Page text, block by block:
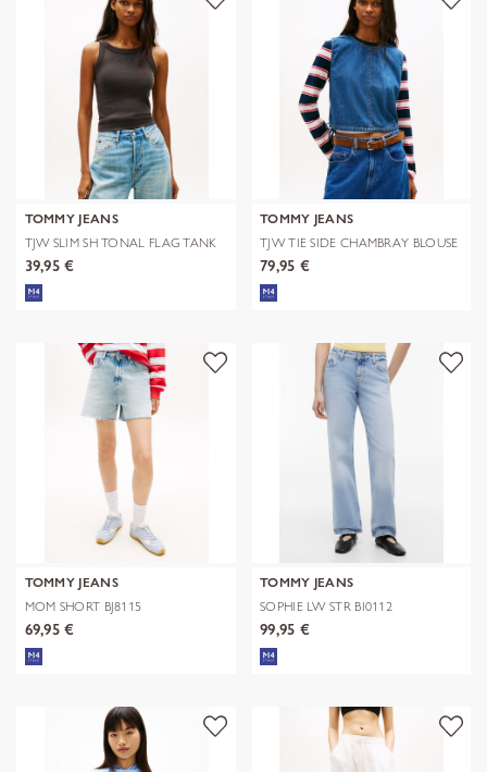
TOMMY JEANS
TJW SLIM SH TONAL FLAG TANK
39,95 €
TOMMY JEANS
TJW TIE SIDE CHAMBRAY BLOUSE
79,95 €
TOMMY JEANS
MOM SHORT BJ8115
69,95 €
TOMMY JEANS
SOPHIE LW STR BI0112
99,95 €